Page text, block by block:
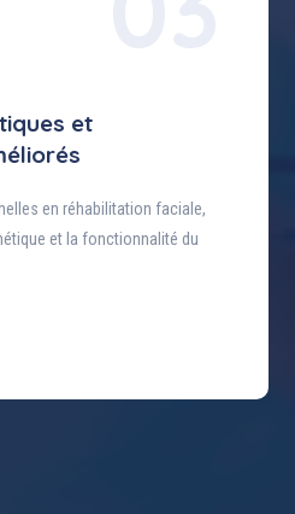
et
en réhabilitation faciale,
et la fonctionnalité du